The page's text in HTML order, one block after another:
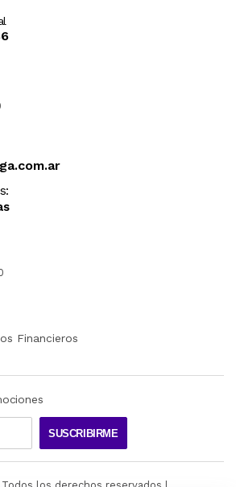
Financieros
SUSCRIBIRME